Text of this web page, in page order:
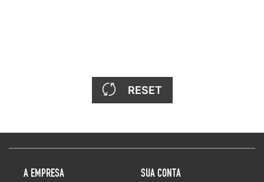
RESET
A EMPRESA SUA CONTA